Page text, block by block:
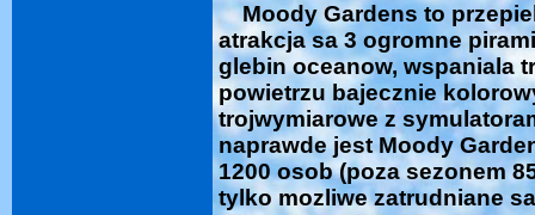
Moody Gardens to
atrakcja sa 3 ogromne
glebin oceanow, wspaniala
powietrzu bajecznie
trojwymiarowe z
naprawde jest Moody
1200 osob (poza sezonem
tylko mozliwe zatrudniane